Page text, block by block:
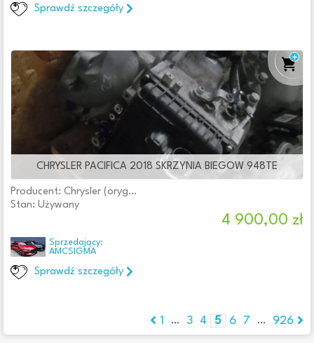
Sprawdź szczegóły
CHRYSLER PACIFICA 2018 SKRZYNIA BIEGOW 948TE
Producent: Chrysler (oryginalne OE)
Stan: Używany
4 900,00 zł
Sprzedający:
AMCSIGMA
Sprawdź szczegóły
1 ... 3 4 5 6 7 ... 926